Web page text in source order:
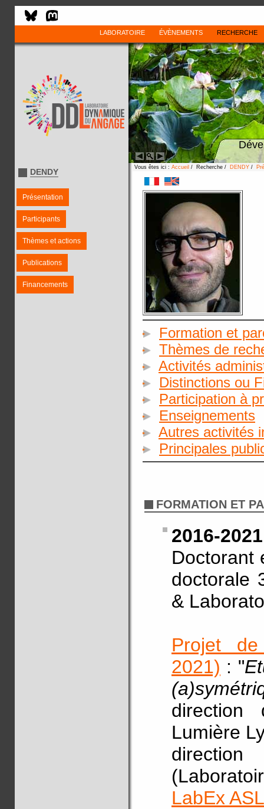
LABORATOIRE ÉVÈNEMENTS RECHERCHE
DENDY
Présentation
Participants
Thèmes et actions
Publications
Financements
Vous êtes ici : Accueil / Recherche / DENDY /
Formation et
Thèmes de
Activités
Distinctions ou
Participation à
Enseignements
Autres activités
Principales
FORMATION ET
2016-2021
Doctorant
doctorale
&
Projet
2021) : "
direction
Lumière
LabEx